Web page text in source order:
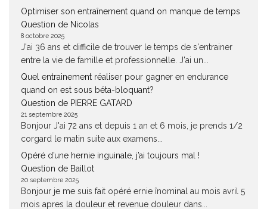
Optimiser son entraînement quand on manque de temps
Question de Nicolas
8 octobre 2025
J'ai 36 ans et difficile de trouver le temps de s'entrainer
entre la vie de famille et professionnelle. J'ai un...
Quel entrainement réaliser pour gagner en endurance
quand on est sous béta-bloquant?
Question de PIERRE GATARD
21 septembre 2025
Bonjour J'ai 72 ans et depuis 1 an et 6 mois, je prends 1/2
corgard le matin suite aux examens...
Opéré d’une hernie inguinale, j’ai toujours mal !
Question de Baillot
20 septembre 2025
Bonjour je me suis fait opéré ernie înominal au mois avril 5
mois apres la douleur et revenue douleur dans...